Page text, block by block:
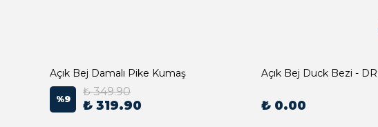
Açık Bej Damalı Pike Kumaş
%9
₺ 349.90
₺ 319.90 ₺ 0.00